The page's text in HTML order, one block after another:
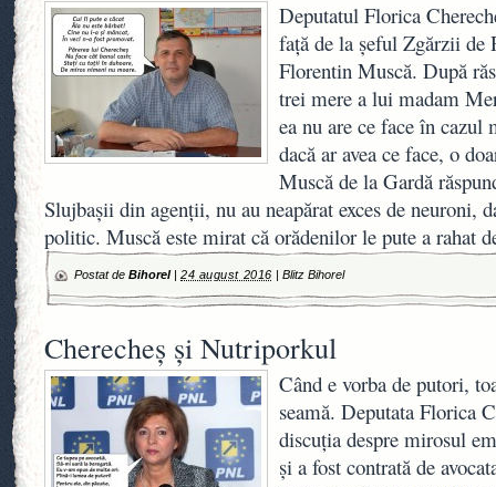
Deputatul Florica
față de la șeful Zgărzii de
Florentin Muscă. După
trei mere a lui madam
ea nu are ce face în
dacă ar avea ce face, o
Muscă de la Gardă
Slujbașii din agenții, nu au neapărat exces de neuroni,
politic. Muscă este mirat că orădenilor le pute a rahat
Postat de Bihorel| 24 august 2016 | Blitz Bihorel
Cherecheș și Nutriporkul
Când e vorba de putori,
seamă. Deputata Florica
discuția despre mirosul
și a fost contrată de